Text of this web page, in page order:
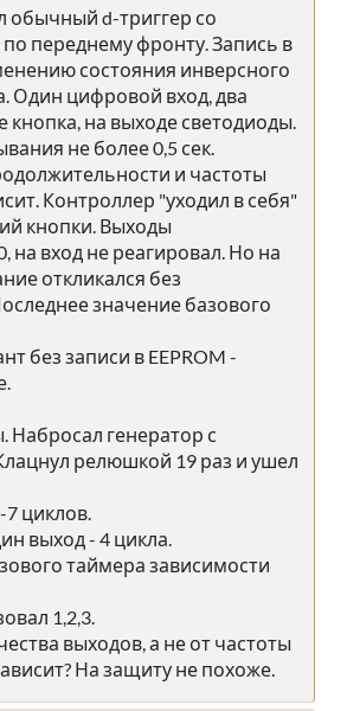
обычный d-триггер со
переднему фронту. Запись в
состояния инверсного
Один цифровой вход, два
кнопка, на выходе светодиоды.
не более 0,5 сек.
и частоты
Контроллер "уходил в себя"
кнопки. Выходы
на вход не реагировал. Но на
откликался без
значение базового
без записи в EEPROM -
Набросал генератор с
релюшкой 19 раз и ушел
циклов.
выход - 4 цикла.
таймера зависимости
1,2,3.
выходов, а не от частоты
На защиту не похоже.